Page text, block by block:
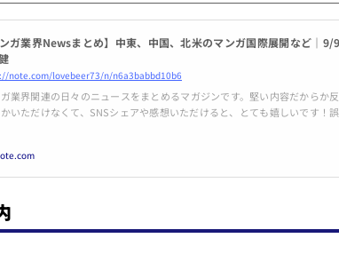
ンガ業界Newsまとめ】中東、中国、北米のマンガ国際展開など｜9/
note.com/lovebeer73/n/n6a3babbd10b6
業界関連の日々のニュースをまとめるマガジンです。堅い内容だからか
いただけなくて、SNSシェアや感想いただけると、とても嬉しいです！
Saudi Research & Media Group (SRMG) PLC.］アラブの読者を対象としたマ